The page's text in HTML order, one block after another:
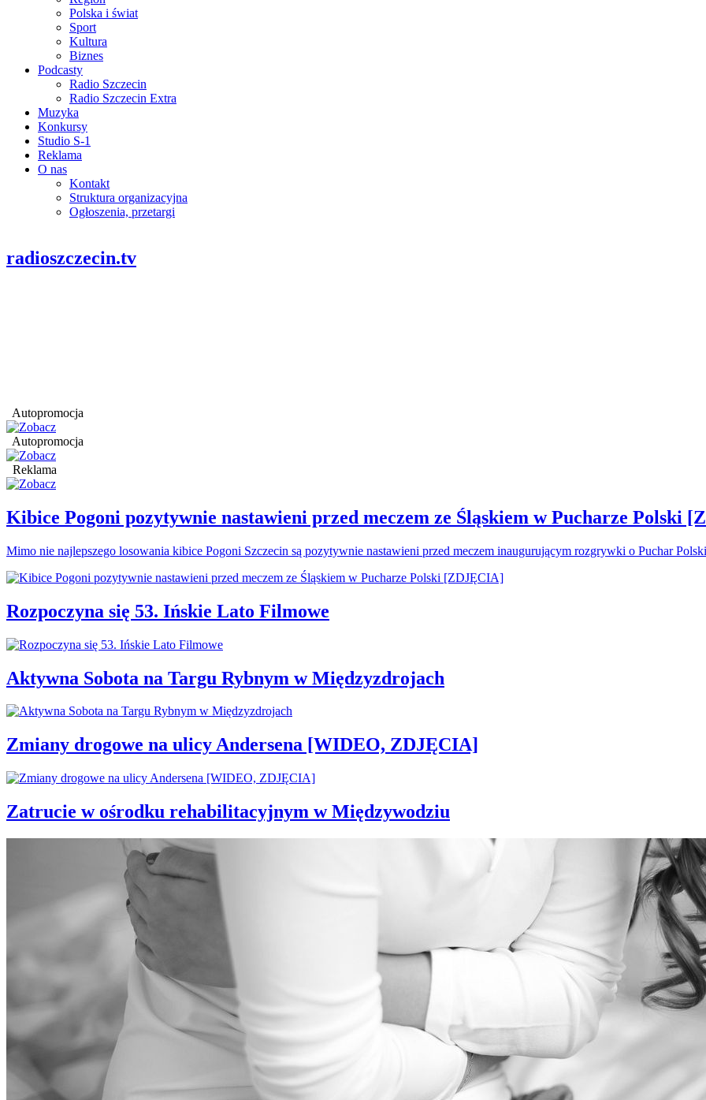
Polska i świat
Sport
Kultura
Biznes
Podcasty
Radio Szczecin
Radio Szczecin Extra
Muzyka
Konkursy
Studio S-1
Reklama
O nas
Kontakt
Struktura organizacyjna
Ogłoszenia, przetargi
radioszczecin.tv
Autopromocja
Autopromocja
Reklama
Kibice Pogoni pozytywnie nastawieni przed meczem ze Śląskiem w Pucharze Polski
Mimo nie najlepszego losowania kibice Pogoni Szczecin są pozytywnie nastawieni przed meczem inaugurującym rozgrywki o Puchar
Rozpoczyna się 53. Ińskie Lato Filmowe
Aktywna Sobota na Targu Rybnym w Międzyzdrojach
Zmiany drogowe na ulicy Andersena [WIDEO, ZDJĘCIA]
Zatrucie w ośrodku rehabilitacyjnym w Międzywodziu